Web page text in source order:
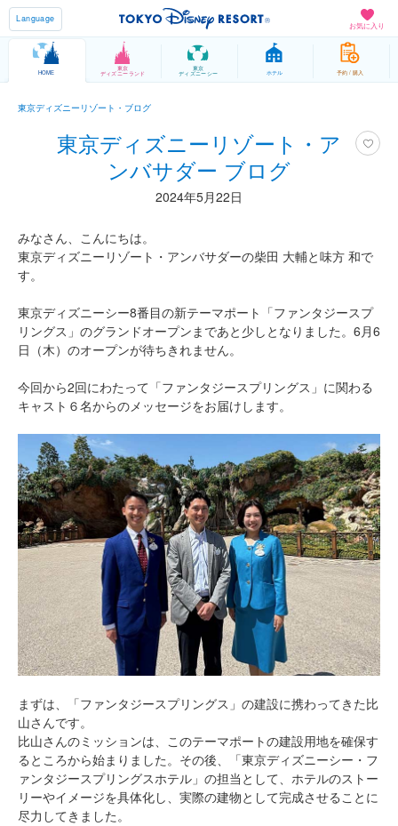
お気に入り
Language
HOME
東京
ディズニーランド
東京
ディズニーシー ホテル 予約 / 購入
東京ディズニーリゾート・ブログ
東京ディズニーリゾート・ア
ンバサダー ブログ
2024年5月22日
みなさん、こんにちは。
東京ディズニーリゾート・アンバサダーの柴田 大輔と味方 和で
す。
東京ディズニーシー8番目の新テーマポート「ファンタジースプ
リングス」のグランドオープンまであと少しとなりました。6月6
日（木）のオープンが待ちきれません。
今回から2回にわたって「ファンタジースプリングス」に関わる
キャスト６名からのメッセージをお届けします。
まずは、「ファンタジースプリングス」の建設に携わってきた比
山さんです。
比山さんのミッションは、このテーマポートの建設用地を確保す
るところから始まりました。その後、「東京ディズニーシー・フ
ァンタジースプリングスホテル」の担当として、ホテルのストー
リーやイメージを具体化し、実際の建物として完成させることに
尽力してきました。